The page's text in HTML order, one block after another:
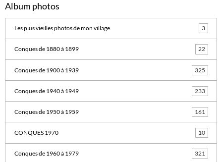
Album photos
Les plus vieilles photos de mon village. 3
Conques de 1880 à 1899 22
Conques de 1900 à 1939 325
Conques de 1940 à 1949 233
Conques de 1950 à 1959 161
CONQUES 1970 10
Conques de 1960 à 1979 321